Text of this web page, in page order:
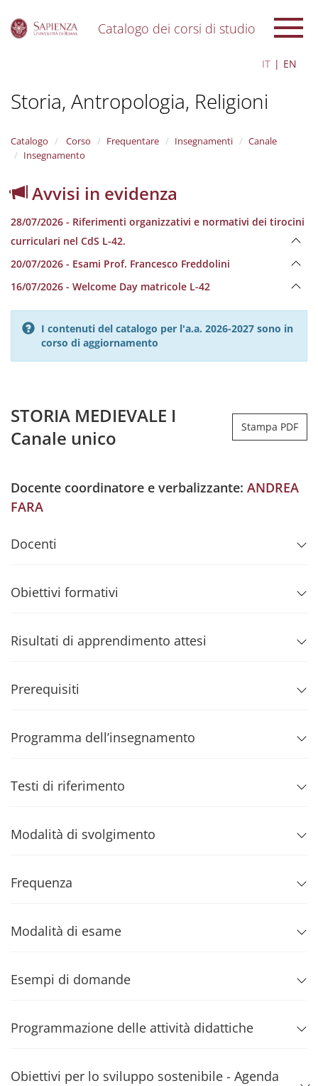
Catalogo dei corsi di studio
IT EN
Storia, Antropologia, Religioni
Catalogo Corso Frequentare Insegnamenti
Canale
Insegnamento
Avvisi in evidenza
28/07/2026 - Riferimenti organizzativi e normativi dei tirocini
curriculari nel CdS L-42.
20/07/2026 - Esami Prof. Francesco Freddolini
16/07/2026 - Welcome Day matricole L-42
I contenuti del catalogo per l'a.a. 2026-2027 sono in
corso di aggiornamento
STORIA MEDIEVALE I
Canale unico
Stampa PDF
Docente coordinatore e verbalizzante: ANDREA
FARA
Docenti
Obiettivi formativi
Risultati di apprendimento attesi
Prerequisiti
Programma dell’insegnamento
Testi di riferimento
Modalità di svolgimento
Frequenza
Modalità di esame
Esempi di domande
Programmazione delle attività didattiche
Obiettivi per lo sviluppo sostenibile - Agenda